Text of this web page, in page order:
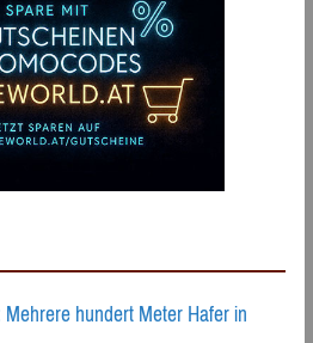
Mehrere hundert Meter Hafer in